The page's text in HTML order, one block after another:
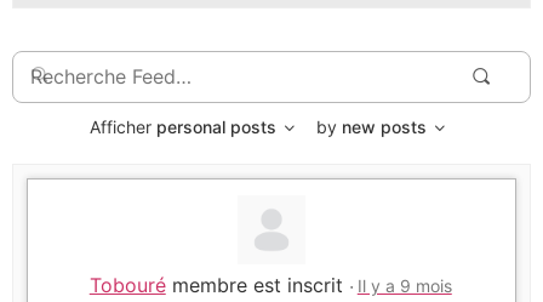
Recherche
Feed…
Afficher personal posts by new posts
Tobourémembre est inscrit Il y a 9 mois